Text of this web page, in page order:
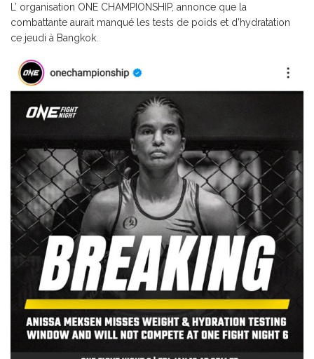
L’ organisation ONE CHAMPIONSHIP, annonce que la
combattante aurait manqué les tests de poids et d’hydratation
ce jeudi à Bangkok.